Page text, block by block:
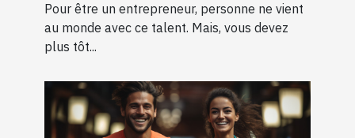
Pour être un entrepreneur, personne ne vient
au monde avec ce talent. Mais, vous devez
plus tôt...